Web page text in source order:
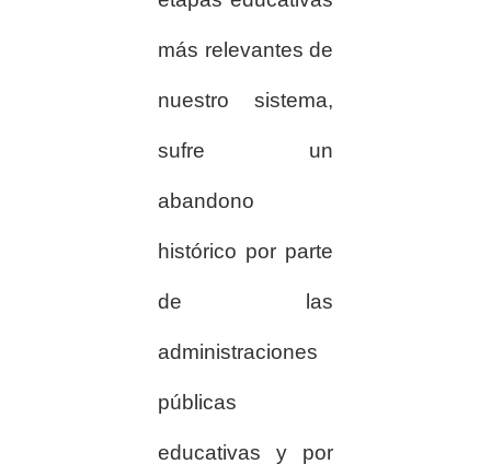
más relevantes de
nuestro sistema,
sufre un
abandono
histórico por parte
de las
administraciones
públicas
educativas y por